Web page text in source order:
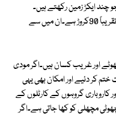
ہیں جو چند ایکڑ زمین رکھتے ہیں۔
اعدادوشمار کی روشنی میں بھارت کی افرادی قوت تقریباً 90کروڑ ہے۔ان میں سے
''30''کروڑ سے زائد چھوٹے اور غریب کسان ہیں۔اگر مودی
کر دئیے اور امکان بھی یہی
گروہوں کے کارٹلوں کے
مچھلی کو کھا جاتی ہے۔اگر